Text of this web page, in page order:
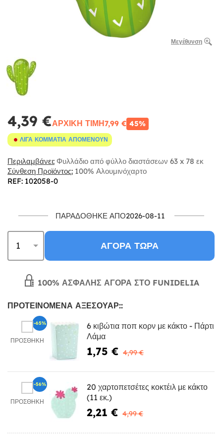
Μεγέθυνση
4,39 €ΑΡΧΙΚΉ ΤΙΜΉ7,99 € 45%
ΛΊΓΑ ΚΟΜΜΆΤΙΑ ΑΠΟΜΈΝΟΥΝ
Περιλαμβάνει: Φυλλάδιο από φύλλο διαστάσεων 63 x 78 εκ
Σύνθεση Προϊόντος: 100% Αλουμινόχαρτο
REF: 102058-0
ΠΑΡΑΔΌΘΗΚΕ ΑΠΌ2026-08-11
ΑΓΟΡΆ ΤΏΡΑ
100% ΑΣΦΑΛΉΣ ΑΓΟΡΆ ΣΤΟ FUNIDELIA
ΠΡΟΤΕΙΝΌΜΕΝΑ ΑΞΕΣΟΥΆΡ::
ΠΡΟΣΘΉΚΗ
6 κιβώτια ποπ κορν με κάκτο - Πάρτι
Λάμα
1,75 € 4,99 €
-65%
ΠΡΟΣΘΉΚΗ
20 χαρτοπετσέτες κοκτέιλ με κάκτο
(11 εκ.)
2,21 € 4,99 €
-56%